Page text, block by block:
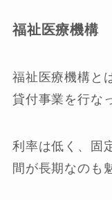
福祉医療機構
福祉医療機構と
貸付事業を行な
利率は低く、固
間が長期なのも